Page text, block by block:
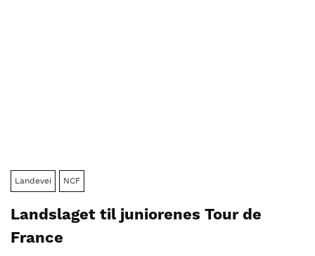
Landevei NCF
Landslaget til juniorenes Tour de
France